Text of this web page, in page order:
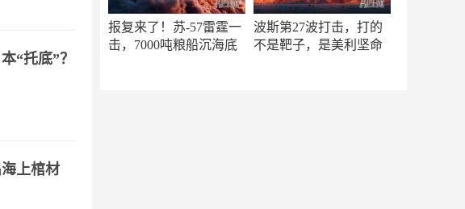
报复来了！苏-57雷霆一
击，7000吨粮船沉海底
波斯第27波打击，打的
不是靶子，是美利坚命
“托底”？
上棺材